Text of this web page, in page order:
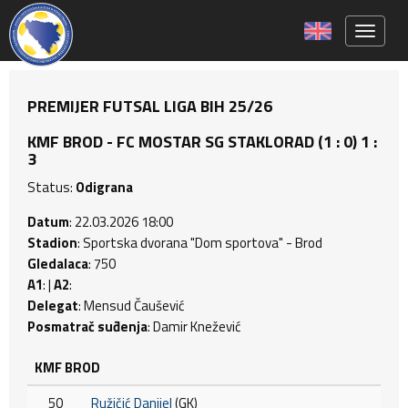
PREMIJER FUTSAL LIGA BIH 25/26
KMF BROD - FC MOSTAR SG STAKLORAD (1 : 0) 1 :
3
Status: Odigrana
Datum: 22.03.2026 18:00
Stadion: Sportska dvorana "Dom sportova" - Brod
Gledalaca: 750
A1: |A2:
Delegat: Mensud Čaušević
Posmatrač suđenja: Damir Knežević
KMF BROD
50
Ružičić Danijel(GK)